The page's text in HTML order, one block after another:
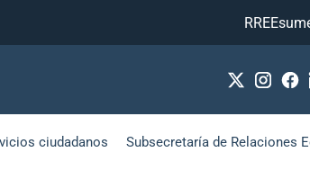
ciudadanos Subsecretaría de Relaciones